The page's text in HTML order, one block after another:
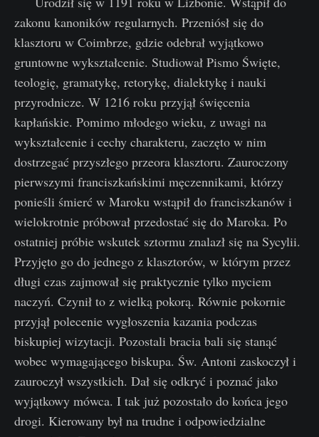
zakonu kanoników regularnych. Przeniósł się do
klasztoru w Coimbrze, gdzie odebrał wyjątkowo
gruntowne wykształcenie. Studiował Pismo Święte,
teologię, gramatykę, retorykę, dialektykę i nauki
przyrodnicze. W 1216 roku przyjął święcenia
kapłańskie. Pomimo młodego wieku, z uwagi na
wykształcenie i cechy charakteru, zaczęto w nim
dostrzegać przyszłego przeora klasztoru. Zauroczony
pierwszymi franciszkańskimi męczennikami, którzy
ponieśli śmierć w Maroku wstąpił do franciszkanów i
wielokrotnie próbował przedostać się do Maroka. Po
ostatniej próbie wskutek sztormu znalazł się na Sycylii.
Przyjęto go do jednego z klasztorów, w którym przez
długi czas zajmował się praktycznie tylko myciem
naczyń. Czynił to z wielką pokorą. Równie pokornie
przyjął polecenie wygłoszenia kazania podczas
biskupiej wizytacji. Pozostali bracia bali się stanąć
wobec wymagającego biskupa. Św. Antoni zaskoczył i
zauroczył wszystkich. Dał się odkryć i poznać jako
wyjątkowy mówca. I tak już pozostało do końca jego
drogi. Kierowany był na trudne i odpowiedzialne